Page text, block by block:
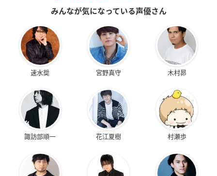
みんなが気になっている声優さん
速水奨 宮野真守 木村昴
諏訪部順一 花江夏樹 村瀬歩